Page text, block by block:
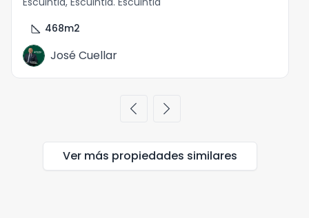
square_foot 468m2
José Cuellar
chevron_left chevron_right
Ver más propiedades similares